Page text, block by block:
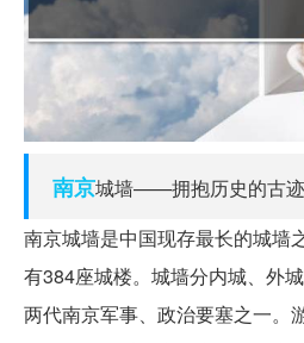
南京城墙——拥抱历史的古迹
南京城墙是中国现存最长的城墙
有384座城楼。城墙分内城、外
两代南京军事、政治要塞之一。